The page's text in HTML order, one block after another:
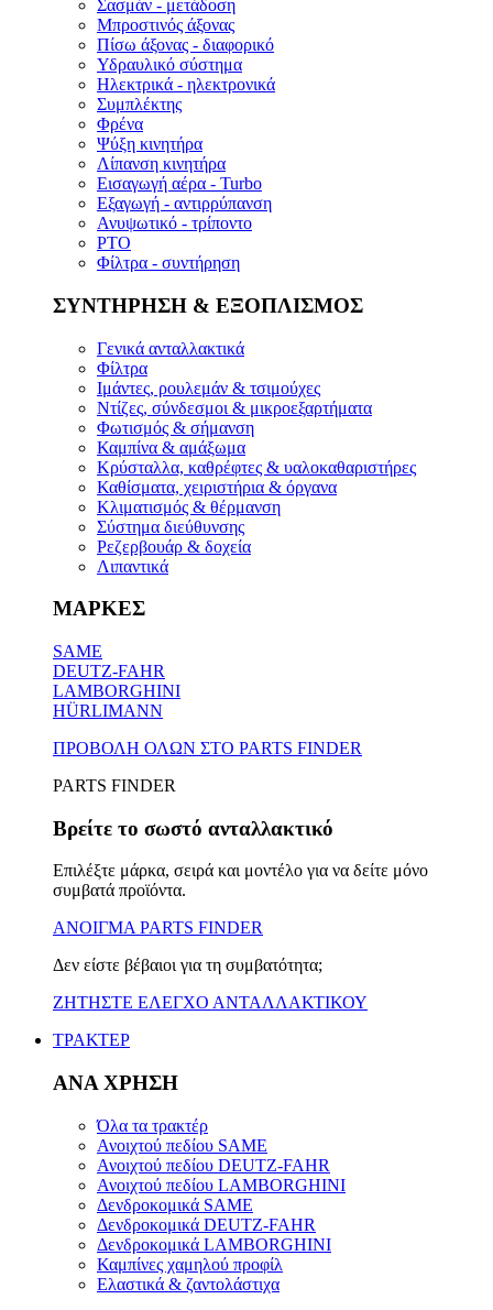
Σασμάν - μετάδοση
Μπροστινός άξονας
Πίσω άξονας - διαφορικό
Υδραυλικό σύστημα
Ηλεκτρικά - ηλεκτρονικά
Συμπλέκτης
Φρένα
Ψύξη κινητήρα
Λίπανση κινητήρα
Εισαγωγή αέρα - Turbo
Εξαγωγή - αντιρρύπανση
Ανυψωτικό - τρίποντο
PTO
Φίλτρα - συντήρηση
ΣΥΝΤΗΡΗΣΗ & ΕΞΟΠΛΙΣΜΟΣ
Γενικά ανταλλακτικά
Φίλτρα
Ιμάντες, ρουλεμάν & τσιμούχες
Ντίζες, σύνδεσμοι & μικροεξαρτήματα
Φωτισμός & σήμανση
Καμπίνα & αμάξωμα
Κρύσταλλα, καθρέφτες & υαλοκαθαριστήρες
Καθίσματα, χειριστήρια & όργανα
Κλιματισμός & θέρμανση
Σύστημα διεύθυνσης
Ρεζερβουάρ & δοχεία
Λιπαντικά
ΜΑΡΚΕΣ
SAME
DEUTZ-FAHR
LAMBORGHINI
HÜRLIMANN
ΠΡΟΒΟΛΗ ΟΛΩΝ ΣΤΟ PARTS FINDER
PARTS FINDER
Βρείτε το σωστό ανταλλακτικό
Επιλέξτε μάρκα, σειρά και μοντέλο για να δείτε μόνο
συμβατά προϊόντα.
ΑΝΟΙΓΜΑ PARTS FINDER
Δεν είστε βέβαιοι για τη συμβατότητα;
ΖΗΤΗΣΤΕ ΕΛΕΓΧΟ ΑΝΤΑΛΛΑΚΤΙΚΟΥ
ΤΡΑΚΤΕΡ
ΑΝΑ ΧΡΗΣΗ
Όλα τα τρακτέρ
Ανοιχτού πεδίου SAME
Ανοιχτού πεδίου DEUTZ-FAHR
Ανοιχτού πεδίου LAMBORGHINI
Δενδροκομικά SAME
Δενδροκομικά DEUTZ-FAHR
Δενδροκομικά LAMBORGHINI
Καμπίνες χαμηλού προφίλ
Ελαστικά & ζαντολάστιχα